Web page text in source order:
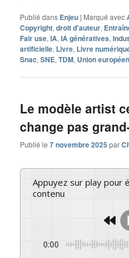
Publié dans Enjeu | Marqué avec
Copyright,droit d'auteur,
Fair use,IA,IA génératives,
artificielle, Livre, Livre
Snac,SNE,TDM, Union
Le modèle artist
change pas
Publié le7 novembre 2025 par
Appuyez sur play pour écouter ce
contenu
0:00